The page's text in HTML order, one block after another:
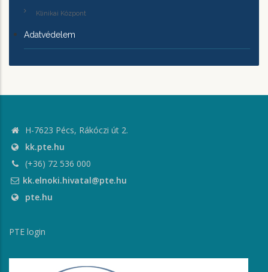
Klinikai Központ
Adatvédelem
H-7623 Pécs, Rákóczi út 2.
kk.pte.hu
(+36) 72 536 000
kk.elnoki.hivatal@pte.hu
pte.hu
PTE login